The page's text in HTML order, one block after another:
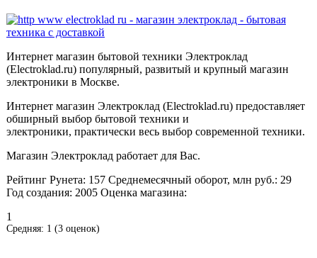
Интернет магазин бытовой техники Электроклад
(Electroklad.ru) популярный, развитый и крупный магазин
электроники в Москве.
Интернет магазин Электроклад (Electroklad.ru) предоставляет
обширный выбор бытовой техники и
электроники, практически весь выбор современной техники.
Магазин Электроклад работает для Вас.
Рейтинг Рунета: 157 Среднемесячный оборот, млн руб.: 29
Год создания: 2005 Оценка магазина:
1
Средняя: 1 (3 оценок)